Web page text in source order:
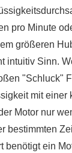
pro Minute
größeren
intuitiv Sinn.
"Schluck"
mit einer
Motor nur
bestimmten
benötigt ein